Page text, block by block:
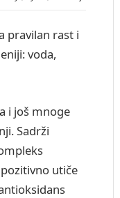
pravilan rast i
voda,
i još mnoge
Sadrži
utiče